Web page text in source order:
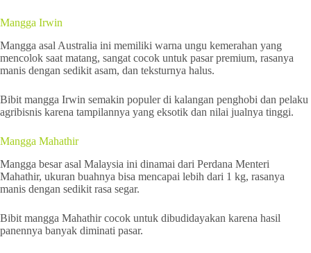
Mangga Irwin
Mangga asal Australia ini memiliki warna ungu kemerahan yang
mencolok saat matang, sangat cocok untuk pasar premium, rasanya
manis dengan sedikit asam, dan teksturnya halus.
Bibit mangga Irwin semakin populer di kalangan penghobi dan pelaku
agribisnis karena tampilannya yang eksotik dan nilai jualnya tinggi.
Mangga Mahathir
Mangga besar asal Malaysia ini dinamai dari Perdana Menteri
Mahathir, ukuran buahnya bisa mencapai lebih dari 1 kg, rasanya
manis dengan sedikit rasa segar.
Bibit mangga Mahathir cocok untuk dibudidayakan karena hasil
panennya banyak diminati pasar.